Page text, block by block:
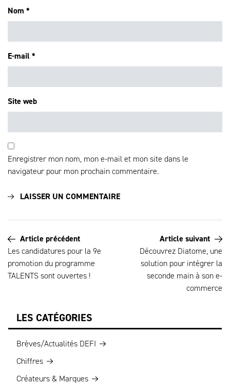
Nom *
E-mail *
Site web
Enregistrer mon nom, mon e-mail et mon site dans le
navigateur pour mon prochain commentaire.
Article précédent
Les candidatures pour la 9e
promotion du programme
TALENTS sont ouvertes !
Article suivant
Découvrez Diatome, une
solution pour intégrer la
seconde main à son e-
commerce
LES CATÉGORIES
Brèves/Actualités DEFI
Chiffres
Créateurs & Marques